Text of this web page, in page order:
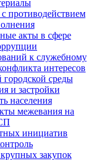
противодействием
акты в сфере
к служебному
интересов
среды
и застройки
населения
межевания на
инициатив
закупок